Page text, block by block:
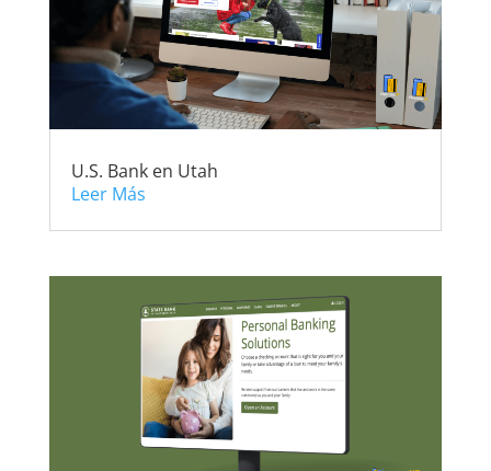
U.S. Bank en Utah
Leer Más